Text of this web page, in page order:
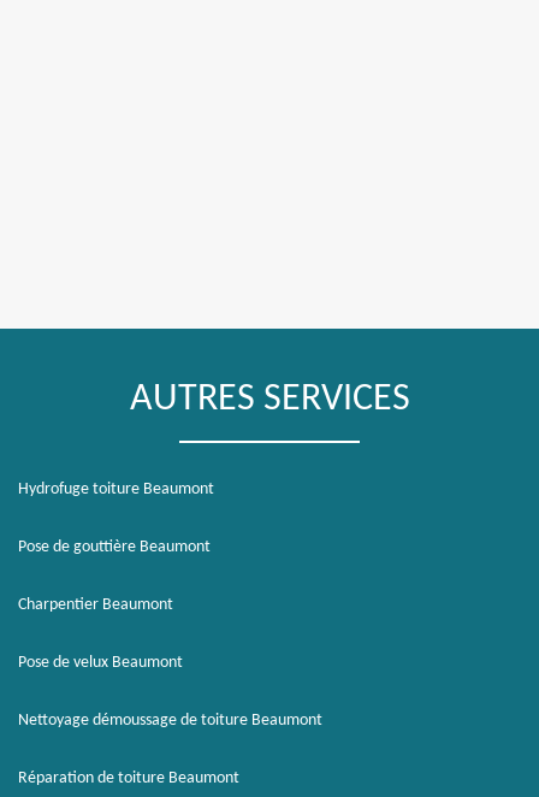
AUTRES SERVICES
Hydrofuge toiture Beaumont
Pose de gouttière Beaumont
Charpentier Beaumont
Pose de velux Beaumont
Nettoyage démoussage de toiture Beaumont
Réparation de toiture Beaumont